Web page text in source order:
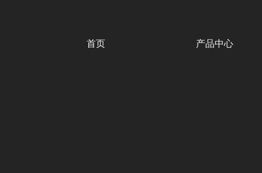
首页 产品中心